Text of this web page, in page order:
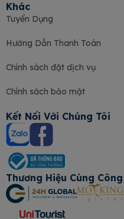
Khác
Tuyển Dụng
Hướng Dẫn Thanh Toán
Chính sách đặt dịch vụ
Chính sách bảo mật
Kết Nối Với Chúng Tôi
Thương Hiệu Cùng